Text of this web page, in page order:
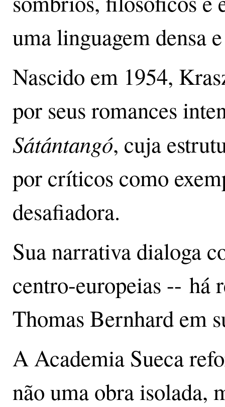
uma linguagem densa
Nascido em 1954,
por seus romances
Sátántangó, cuja
por críticos como
desafiadora.
Sua narrativa dialoga
centro-europeias -- há
Thomas Bernhard em
A Academia Sueca
não uma obra isolada,